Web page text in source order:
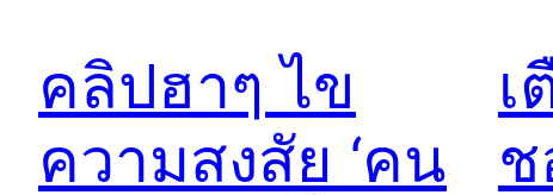
คลิปฮาๆ ไข
ความสงสัย ‘คน
เ